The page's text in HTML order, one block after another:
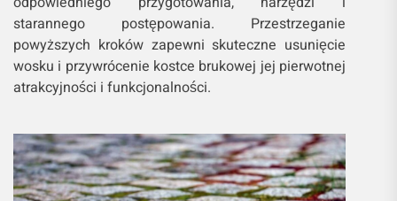
starannego postępowania. Przestrzeganie
powyższych kroków zapewni skuteczne usunięcie
wosku i przywrócenie kostce brukowej jej pierwotnej
atrakcyjności i funkcjonalności.